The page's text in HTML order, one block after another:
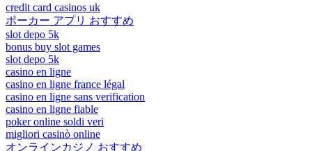
credit card casinos uk
ポーカー アプリ おすすめ
slot depo 5k
bonus buy slot games
slot depo 5k
casino en ligne
casino en ligne france légal
casino en ligne sans verification
casino en ligne fiable
poker online soldi veri
migliori casinò online
オンラインカジノ おすすめ